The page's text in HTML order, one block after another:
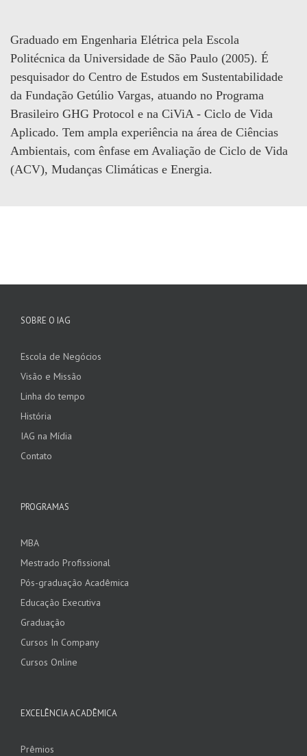
Graduado em Engenharia Elétrica pela Escola
Politécnica da Universidade de São Paulo (2005). É
pesquisador do Centro de Estudos em Sustentabilidade
da Fundação Getúlio Vargas, atuando no Programa
Brasileiro GHG Protocol e na CiViA - Ciclo de Vida
Aplicado. Tem ampla experiência na área de Ciências
Ambientais, com ênfase em Avaliação de Ciclo de Vida
(ACV), Mudanças Climáticas e Energia.
SOBRE O IAG
Escola de Negócios
Visão e Missão
Linha do tempo
História
IAG na Mídia
Contato
PROGRAMAS
MBA
Mestrado Profissional
Pós-graduação Acadêmica
Educação Executiva
Graduação
Cursos In Company
Cursos Online
EXCELÊNCIA ACADÊMICA
Prêmios